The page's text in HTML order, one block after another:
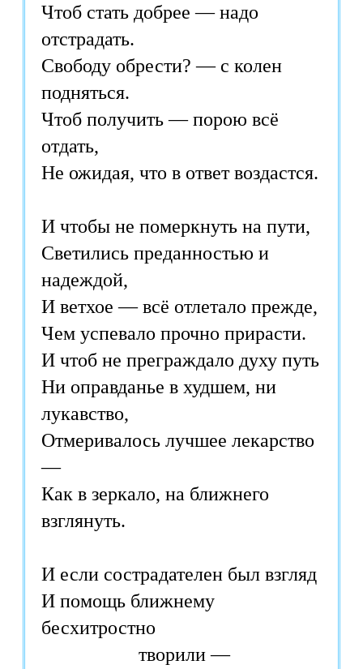
Чтоб стать добрее — надо
отстрадать.
Свободу обрести? — с колен
подняться.
Чтоб получить — порою всё
отдать,
Не ожидая, что в ответ воздастся.
И чтобы не померкнуть на пути,
Светились преданностью и
надеждой,
И ветхое — всё отлетало прежде,
Чем успевало прочно прирасти.
И чтоб не преграждало духу путь
Ни оправданье в худшем, ни
лукавство,
Отмеривалось лучшее лекарство
—
Как в зеркало, на ближнего
взглянуть.
И если сострадателен был взгляд
И помощь ближнему
бесхитростно
творили —